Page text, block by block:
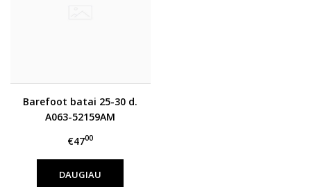
Barefoot batai 25-30 d.
A063-52159AM
€4700
DAUGIAU